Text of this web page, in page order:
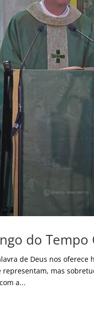
do Tempo
de Deus nos
mas
a...